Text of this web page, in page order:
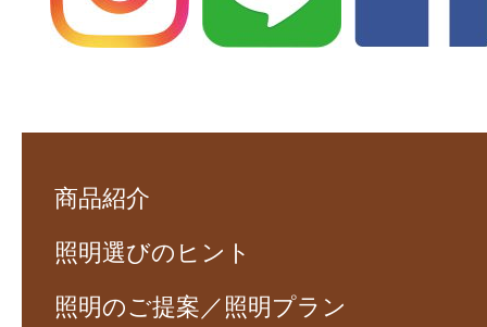
商品紹介
照明選びのヒント
照明のご提案／照明プラン